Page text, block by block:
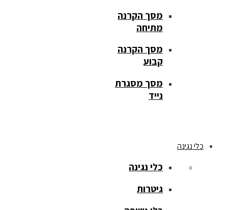
מסך הקרנה
מתיחה
מסך הקרנה
קבוע
מסך מסגרת
נייד
כלי נגינה
כלי נגינה
גיטרות